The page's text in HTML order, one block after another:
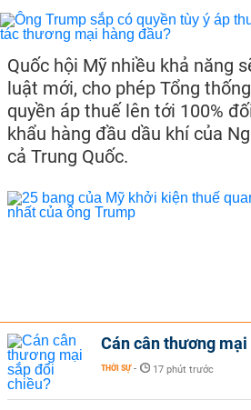
Quốc hội Mỹ nhiều khả năng
luật mới, cho phép Tổng
quyền áp thuế lên tới 100%
khẩu hàng đầu dầu khí của
cả Trung Quốc.
Cán cân thương
THỜI SỰ - 17 phút trước